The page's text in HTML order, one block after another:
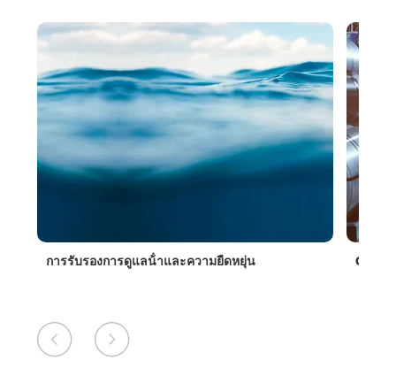
การรับรองการดูแลน้ําและความยืดหยุ่น